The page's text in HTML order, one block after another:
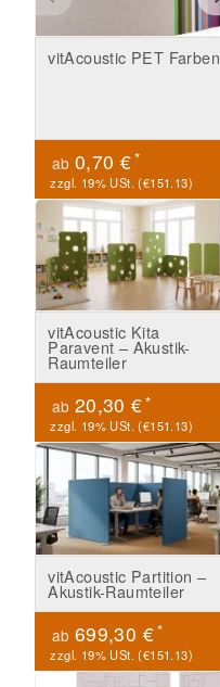
vitAcoustic PET Farben
ab 0,70 €*
zzgl. 19% USt. (€151.13)
vitAcoustic Kita
Paravent – Akustik-
Raumteiler
ab 20,30 €*
zzgl. 19% USt. (€151.13)
vitAcoustic Partition –
Akustik-Raumteiler
ab 699,30 €*
zzgl. 19% USt. (€151.13)